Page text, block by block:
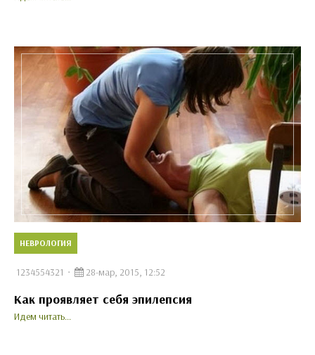
НЕВРОЛОГИЯ
1234554321 28-мар, 2015, 12:52
Как проявляет себя эпилепсия
Идем читать...